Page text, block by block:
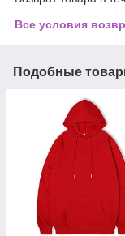
Все условия
Подобные